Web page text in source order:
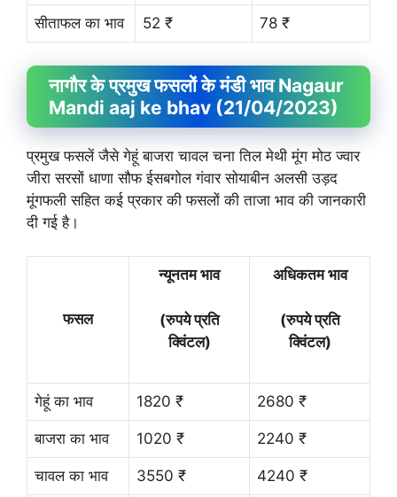
सीताफल का भाव 52 ₹ 78 ₹
नागौर के प्रमुख फसलों के मंडी भाव Nagaur
Mandi aaj ke bhav (21/04/2023)
प्रमुख फसलें जैसे गेहूं बाजरा चावल चना तिल मेथी मूंग मोठ ज्वार
जीरा सरसों धाणा सौफ ईसबगोल गंवार सोयाबीन अलसी उड़द
मूंगफली सहित कई प्रकार की फसलों की ताजा भाव की जानकारी
दी गई है।
फसल
न्यूनतम भाव
(रुपये प्रति
क्विंटल)
अधिकतम भाव
(रुपये प्रति
क्विंटल)
गेहूं का भाव 1820 ₹ 2680 ₹
बाजरा का भाव 1020 ₹ 2240 ₹
चावल का भाव 3550 ₹ 4240 ₹